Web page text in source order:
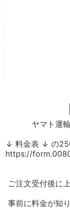
ヤマト運
↓ 料金表 ↓ の
https://
ご注文受付後に
事前に料金が知